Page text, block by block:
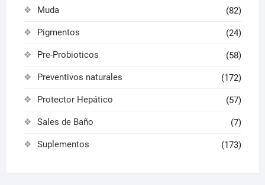
Muda (82)
Pigmentos (24)
Pre-Probioticos (58)
Preventivos naturales (172)
Protector Hepático (57)
Sales de Baño (7)
Suplementos (173)